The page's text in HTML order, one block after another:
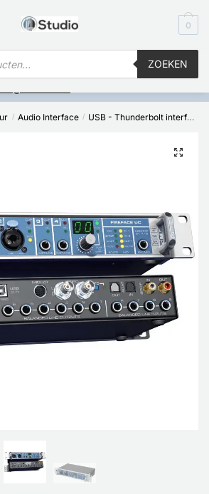
ZOEKEN
0
op Windows 11? Heeft u vragen stuur een
/ Audio Interface / USB - Thunderbolt interfaces
🔍